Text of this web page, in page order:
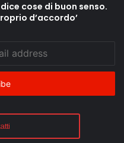
cose di buon senso.
d’accordo’